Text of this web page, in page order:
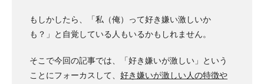
もしかしたら、「私（俺）って好き嫌い激しいか
も？」と自覚している人もいるかもしれません。
そこで今回の記事では、「好き嫌いが激しい」という
ことにフォーカスして、 好き嫌いが激しい人の特徴や